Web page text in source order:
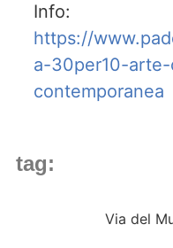
Info:
https://
a-30per10-
contemporanea
tag:
Via del